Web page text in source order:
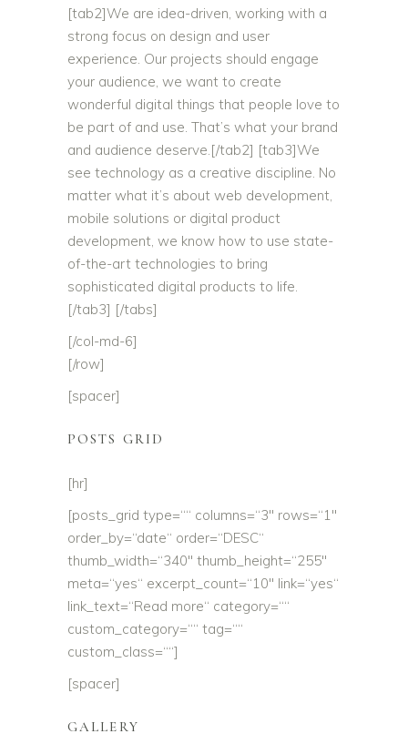
[tab2]We are idea-driven, working with a
strong focus on design and user
experience. Our projects should engage
your audience, we want to create
wonderful digital things that people love to
be part of and use. That’s what your brand
and audience deserve.[/tab2] [tab3]We
see technology as a creative discipline. No
matter what it’s about web development,
mobile solutions or digital product
development, we know how to use state-
of-the-art technologies to bring
sophisticated digital products to life.
[/tab3] [/tabs]
[/col-md-6]
[/row]
[spacer]
POSTS GRID
[hr]
[posts_grid type=““ columns=“3″ rows=“1″
order_by=“date“ order=“DESC“
thumb_width=“340″ thumb_height=“255″
meta=“yes“ excerpt_count=“10″ link=“yes“
link_text=“Read more“ category=““
custom_category=““ tag=““
custom_class=““]
[spacer]
GALLERY